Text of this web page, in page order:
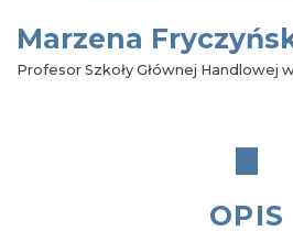
Marzena
Profesor Szkoły Głównej Handlowej
OPIS